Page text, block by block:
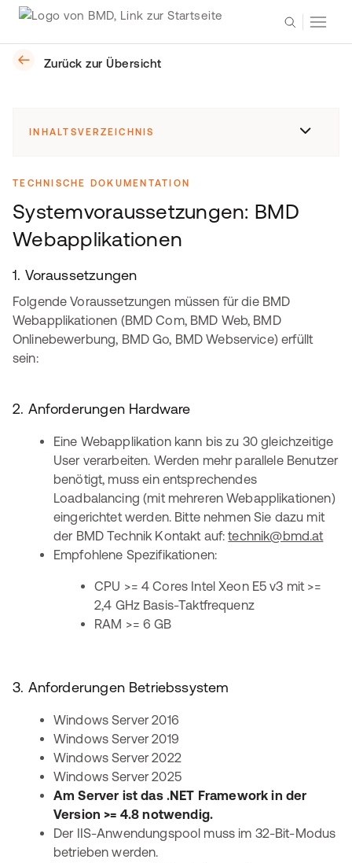
Zurück zur Übersicht
INHALTSVERZEICHNIS
TECHNISCHE DOKUMENTATION
Systemvoraussetzungen: BMD
Webapplikationen
1. Voraussetzungen
Folgende Voraussetzungen müssen für die BMD
Webapplikationen (BMD Com, BMD Web, BMD
Onlinebewerbung, BMD Go, BMD Webservice) erfüllt
sein:
2. Anforderungen Hardware
Eine Webapplikation kann bis zu 30 gleichzeitige
User verarbeiten. Werden mehr parallele Benutzer
benötigt, muss ein entsprechendes
Loadbalancing (mit mehreren Webapplikationen)
eingerichtet werden. Bitte nehmen Sie dazu mit
der BMD Technik Kontakt auf:technik@bmd.at
Empfohlene Spezifikationen:
CPU >= 4 Cores Intel Xeon E5 v3 mit >=
2,4 GHz Basis-Taktfrequenz
RAM >= 6 GB
3. Anforderungen Betriebssystem
Windows Server 2016
Windows Server 2019
Windows Server 2022
Windows Server 2025
Am Server ist das .NET Framework in der
Version >= 4.8 notwendig.
Der IIS-Anwendungspool muss im 32-Bit-Modus
betrieben werden.